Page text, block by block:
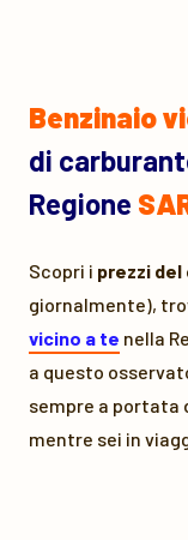
Benzinaio
di
Regione
Scopri i prezzi
giornalmente),
vicino a te nella
a questo
sempre a portata
mentre sei in